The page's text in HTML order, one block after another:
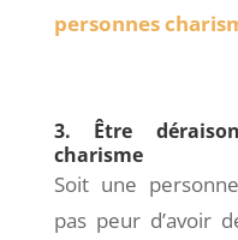
personnes
3. Être
charisme
Soit une
pas peur d’avoir